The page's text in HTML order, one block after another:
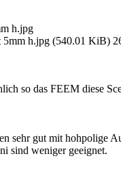
h.jpg (540.01 KiB)
so das FEEM diese
sehr gut mit hohpolige
sind weniger geeignet.